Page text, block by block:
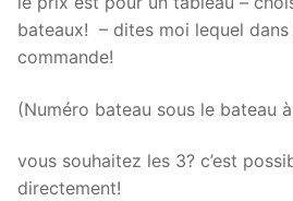
bateaux! – dites moi lequel
commande!
(Numéro bateau sous le bateau
vous souhaitez les 3? c’est
directement!